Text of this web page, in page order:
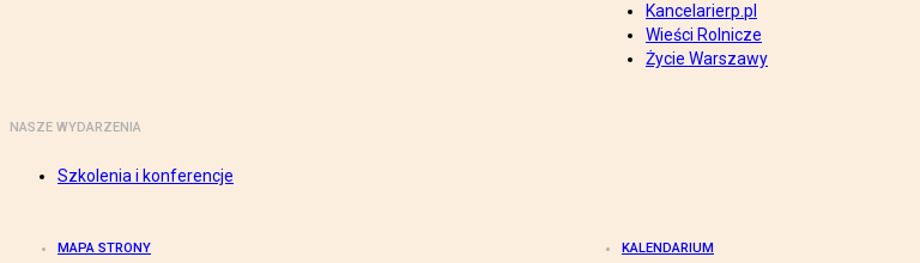
Kancelarierp.pl
Wieści Rolnicze
Życie Warszawy
NASZE WYDARZENIA
Szkolenia i konferencje
MAPA STRONY KALENDARIUM